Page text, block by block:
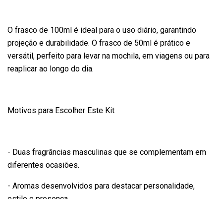
O frasco de 100ml é ideal para o uso diário, garantindo
projeção e durabilidade. O frasco de 50ml é prático e
versátil, perfeito para levar na mochila, em viagens ou para
reaplicar ao longo do dia.
Motivos para Escolher Este Kit
- Duas fragrâncias masculinas que se complementam em
diferentes ocasiões.
- Aromas desenvolvidos para destacar personalidade,